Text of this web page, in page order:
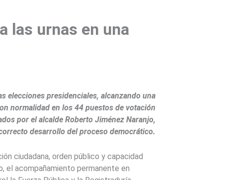
las urnas en una
elecciones presidenciales, alcanzando una
normalidad en los 44 puestos de votación
por el alcalde Roberto Jiménez Naranjo,
desarrollo del proceso democrático.
ciudadana, orden público y capacidad
el acompañamiento permanente en